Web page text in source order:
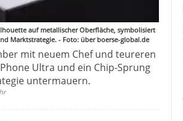
auf metallischer Oberfläche, symbolisiert
Marktstrategie. - Foto: über boerse-global.de
mit neuem Chef und teureren
Ultra und ein Chip-Sprung
untermauern.